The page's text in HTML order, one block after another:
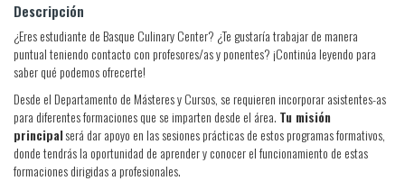
Descripción
¿Eres estudiante de Basque Culinary Center? ¿Te gustaría trabajar de manera
puntual teniendo contacto con profesores/as y ponentes? ¡Continúa leyendo para
saber qué podemos ofrecerte!
Desde el Departamento de Másteres y Cursos, se requieren incorporar asistentes-as
para diferentes formaciones que se imparten desde el área. Tu misión
principalserá dar apoyo en las sesiones prácticas de estos programas formativos,
donde tendrás la oportunidad de aprender y conocer el funcionamiento de estas
formaciones dirigidas a profesionales.